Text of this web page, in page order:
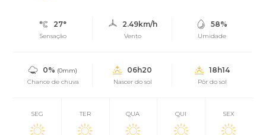
27°
Sensação
2.49km/h
Vento
58%
Umidade
0% (0mm)
Chance de chuva
06h20
Nascer do sol
18h14
Pôr do sol
SEG TER QUA QUI SEX